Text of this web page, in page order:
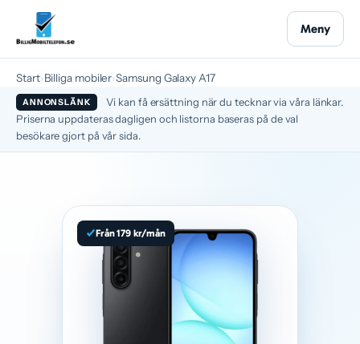
Meny
Start›Billiga mobiler›Samsung Galaxy A17
ANNONSLÄNK
Vi kan få ersättning när du tecknar via våra länkar.
Priserna uppdateras dagligen och listorna baseras på de val
besökare gjort på vår sida.
Från 179 kr/mån